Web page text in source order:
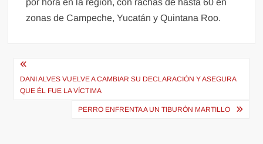
zonas de Campeche, Yucatán y Quintana Roo.
Navegación
de
DANI ALVES VUELVE A CAMBIAR SU DECLARACIÓN Y ASEGURA
QUE ÉL FUE LA VÍCTIMA
PERRO ENFRENTA A UN TIBURÓN MARTILLO